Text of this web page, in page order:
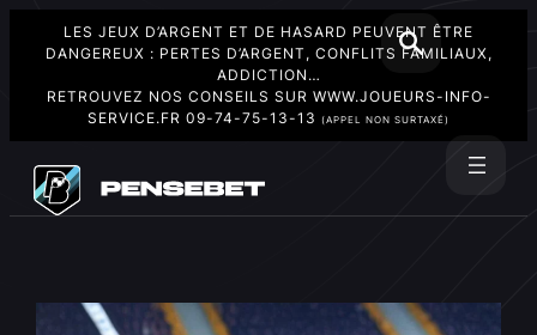
LES JEUX D’ARGENT ET DE HASARD PEUVENT ÊTRE
DANGEREUX : PERTES D’ARGENT, CONFLITS FAMILIAUX,
ADDICTION…
RETROUVEZ NOS CONSEILS SUR WWW.JOUEURS-INFO-
SERVICE.FR 09-74-75-13-13 (APPEL NON SURTAXÉ)
contenu